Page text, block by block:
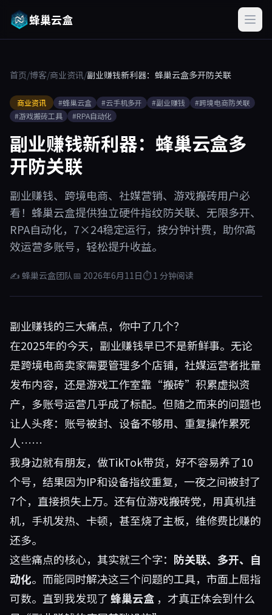
蜂巢云盒
首页/博客/商业资讯/副业赚钱新利器：蜂巢云盒多开防关联
商业资讯 #蜂巢云盒 #云手机多开 #副业赚钱
#跨境电商防关联
#游戏搬砖工具
#RPA自动化
副业赚钱新利器：蜂巢云盒多
开防关联
副业赚钱、跨境电商、社媒营销、游戏搬砖用户必
看！蜂巢云盒提供独立硬件指纹防关联、无限多开、
RPA自动化，7×24稳定运行，按分钟计费，助你高
效运营多账号，轻松提升收益。
✍ 蜂巢云盒团队📅 2026年6月11日⏱ 1 分钟阅读
副业赚钱的三大痛点，你中了几个？
在2025年的今天，副业赚钱早已不是新鲜事。无论
是跨境电商卖家需要管理多个店铺，社媒运营者批量
发布内容，还是游戏工作室靠“搬砖”积累虚拟资
产，多账号运营几乎成了标配。但随之而来的问题也
让人头疼：账号被封、设备不够用、重复操作累死
人……
我身边就有朋友，做TikTok带货，好不容易养了10
个号，结果因为IP和设备指纹重复，一夜之间被封了
7个，直接损失上万。还有位游戏搬砖党，用真机挂
机，手机发热、卡顿，甚至烧了主板，维修费比赚的
还多。
这些痛点的核心，其实就三个字： 防关联、多开、自
动化。而能同时解决这三个问题的工具，市面上屈指
可数。直到我发现了 蜂巢云盒 ，才真正体会到什么